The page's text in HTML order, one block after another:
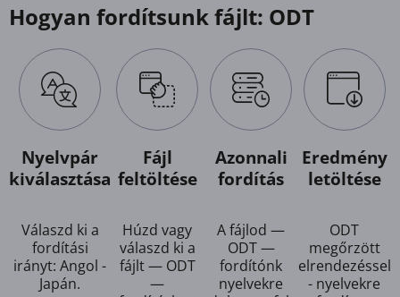
Hogyan fordítsunk fájlt: ODT
Nyelvpár
kiválasztása
Válaszd ki a
fordítási
irányt: Angol -
Japán.
Fájl
feltöltése
Húzd vagy
válaszd ki a
fájlt — ODT
—
Azonnali
fordítás
A fájlod —
ODT —
fordítónk
nyelvekre
Eredmény
letöltése
ODT
megőrzött
elrendezéssel
- nyelvekre